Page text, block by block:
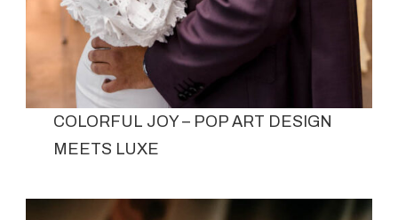
COLORFUL JOY – POP ART DESIGN
MEETS LUXE